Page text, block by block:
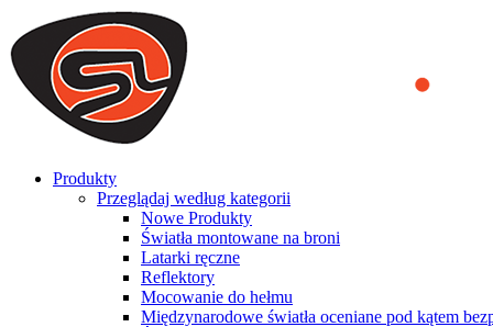
We use cookies to ensure that we provide you the best experience
you a better experience. To learn more or to find out how you can
ACCEPT AND CLOSE
Produkty
Przeglądaj według kategorii
Nowe Produkty
Światła montowane na broni
Latarki ręczne
Reflektory
Mocowanie do hełmu
Międzynarodowe światła oceniane pod kątem